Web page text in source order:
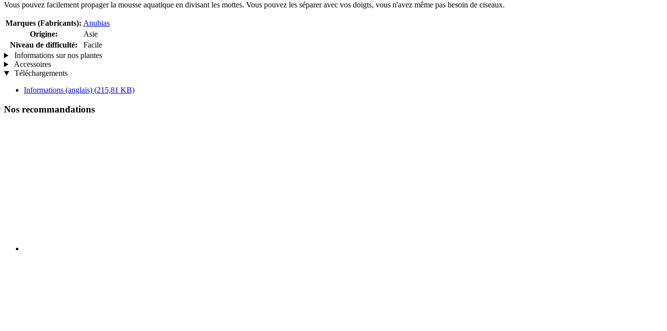
Vous pouvez facilement propager la mousse aquatique en divisant les mottes. Vous pouvez les séparer avec vos doigts, vous n'avez même pas besoin de ciseaux.
Marques (Fabricants): Anubias
Origine:
Asie
Niveau de difficulté:
Facile
Informations sur nos plantes
Accessoires
Téléchargements
Informations (anglais) (215,81 KB)
Nos recommandations